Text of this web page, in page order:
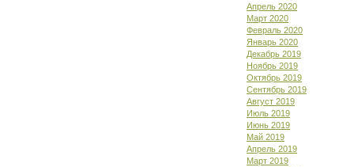
Апрель 2020
Март 2020
Февраль 2020
Январь 2020
Декабрь 2019
Ноябрь 2019
Октябрь 2019
Сентябрь 2019
Август 2019
Июль 2019
Июнь 2019
Май 2019
Апрель 2019
Март 2019